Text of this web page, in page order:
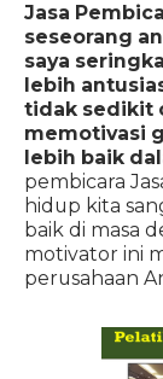
Jasa
seseorang
saya
lebih
tidak sedikit
memotivasi
lebih baik
pembicara
hidup kita
baik di masa
motivator ini
perusahaan